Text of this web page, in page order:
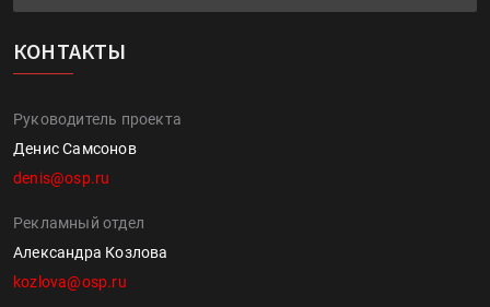
КОНТАКТЫ
Руководитель проекта
Денис Самсонов
denis@osp.ru
Рекламный отдел
Александра Козлова
kozlova@osp.ru